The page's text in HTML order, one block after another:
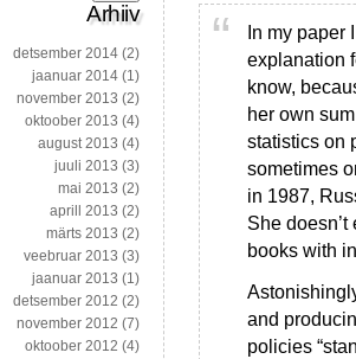
In my paper
explanation
know,
her own
statistics on
sometimes
in 1987,
She
books with
and
policies
Arhiiv
detsember 2014 (2)
jaanuar 2014 (1)
november 2013 (2)
oktoober 2013 (4)
august 2013 (4)
juuli 2013 (3)
mai 2013 (2)
aprill 2013 (2)
märts 2013 (2)
veebruar 2013 (3)
jaanuar 2013 (1)
detsember 2012 (2)
november 2012 (7)
oktoober 2012 (4)